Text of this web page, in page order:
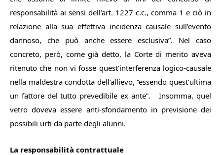
responsabilità ai sensi dell’art. 1227 c.c., comma 1 e ciò in
relazione alla sua effettiva incidenza causale sull’evento
dannoso, che può anche essere esclusiva”. Nel caso
concreto, però, come già detto, la Corte di merito aveva
ritenuto che non vi fosse quest’interferenza logico-causale
nella maldestra condotta dell’allievo, “essendo quest’ultima
un fattore del tutto prevedibile ex ante”.
Insomma, quel
vetro doveva essere anti-sfondamento in previsione dei
possibili urti da parte degli alunni.
La responsabilità contrattuale